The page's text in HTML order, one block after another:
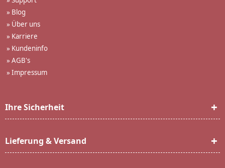
» Blog
» Über uns
» Karriere
» Kundeninfo
» AGB's
» Impressum
Ihre Sicherheit
Lieferung & Versand